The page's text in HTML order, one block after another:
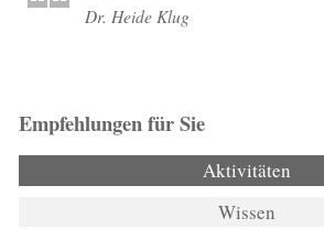
Dr. Heide Klug
Empfehlungen für Sie
Aktivitäten
Wissen